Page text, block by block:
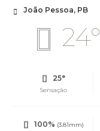
João Pessoa, PB
24°
25°
Sensação
100% (3.81mm)